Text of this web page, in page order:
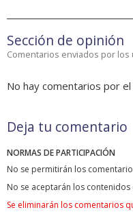
Sección de opinión
Comentarios enviados por los
No hay comentarios por
Deja tu comentario
NORMAS DE PARTICIPACIÓN
No se permitirán los
No se aceptarán los
Se eliminarán los comentarios